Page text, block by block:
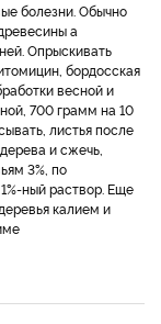
болезни. Обычно
а
Опрыскивать
бордосская
весной и
700 грамм на 10
листья после
и сжечь,
3%, по
ный раствор. Еще
калием и